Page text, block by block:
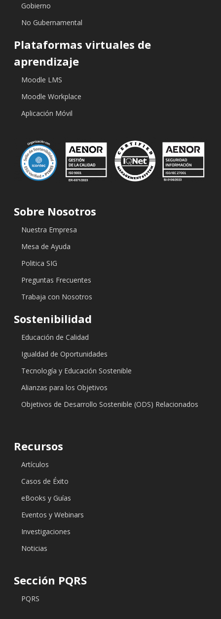
Gobierno
No Gubernamental
Plataformas virtuales de
aprendizaje
Moodle LMS
Moodle Workplace
Aplicación Móvil
Sobre Nosotros
Nuestra Empresa
Mesa de Ayuda
Politica SIG
Preguntas Frecuentes
Trabaja con Nosotros
Sostenibilidad
Educación de Calidad
Igualdad de Oportunidades
Tecnología y Educación Sostenible
Alianzas para los Objetivos
Objetivos de Desarrollo Sostenible (ODS) Relacionados
Recursos
Artículos
Casos de Éxito
eBooks y Guías
Eventos y Webinars
Investigaciones
Noticias
Sección PQRS
PQRS